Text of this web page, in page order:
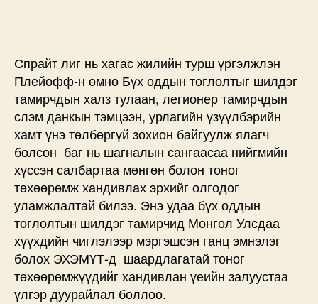
Спрайт лиг нь хагас жилийн турш үргэлжлэн
Плейофф-н өмнө Бүх оддын тоглолтыг шилдэг
тамирчдын халз тулаан, легионер тамирчдын
слэм данкын тэмцээн, урлагийн үзүүлбэрийн
хамт үнэ төлбөргүй зохион байгуулж ялагч
болсон баг нь шагналын сангаасаа нийгмийн
хүссэн салбартаа мөнгөн болон тоног
төхөөрөмж хандивлах эрхийг олгодог
уламжлалтай билээ. Энэ удаа бүх оддын
тоглолтын шилдэг тамирчид Монгол Улсдаа
хүүхдийн чиглэлээр мэргэшсэн ганц эмнэлэг
болох ЭХЭМҮТ-д шаардлагатай тоног
төхөөрөмжүүдийг хандивлан үеийн залуустаа
үлгэр дуурайлал боллоо.